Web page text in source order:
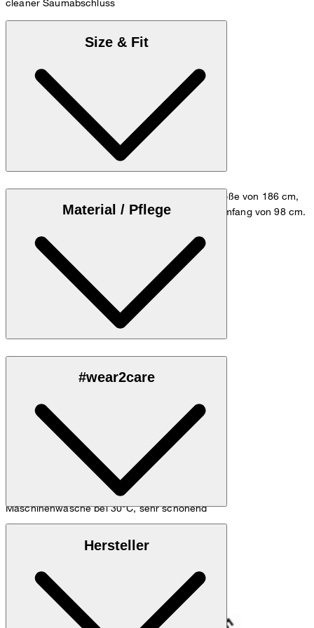
cleaner Saumabschluss
Size & Fit
Das Model trägt die Größe M bei einer Körpergröße von 186 cm,
einem Brustumfang von 98 cm und einem Hüftumfang von 98 cm.
Größentabelle
Material / Pflege
Maschinenwäsche bei 30°C, sehr schonend
#wear2care
Hersteller